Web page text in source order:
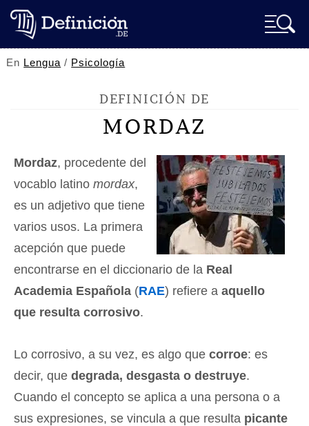
En Lengua / Psicología
DEFINICIÓN DE
MORDAZ
Mordaz, procedente del
vocablo latino mordax,
es un adjetivo que tiene
varios usos. La primera
acepción que puede
encontrarse en el diccionario de la Real
Academia Española (RAE) refiere a aquello
que resulta corrosivo.
Lo corrosivo, a su vez, es algo que corroe: es
decir, que degrada, desgasta o destruye.
Cuando el concepto se aplica a una persona o a
sus expresiones, se vincula a que resulta picante